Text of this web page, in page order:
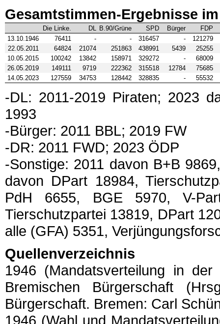
Gesamtstimmen-Ergebnisse
Die Linke. DL B.90/Grüne SPD Bürger
FDP
13.10.1946
76411 - - 316457 -
121279
22.05.2011
64824 21074 251863 438991 5439
25255
10.05.2015
100242 13842 158971 329272 -
68009
26.05.2019
149111 9719 222362 315518 12784
75685
14.05.2023
127559 34753 128442 328835 - 55532
-DL: 2011-2019 Piraten; 2023
1993
-Bürger: 2011 BBL; 2019 FW
-DR: 2011 FWD; 2023 ÖDP
-Sonstige: 2011 davon B+B
davon DPart 18984,
PdH 6655, BGE 5970, V-
Tierschutzpartei 13819, DPart
alle (GFA) 5351,
Quellenverzeichnis
1946 (Mandatsverteilung in
Bremischen Bürgerschaft
Bürgerschaft. Bremen: Carl
1946 (Wahl und